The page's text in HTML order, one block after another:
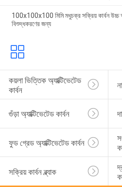
100x100x100 মিমি মধুচক্র সক্রিয় কার্বন উচ্চ
বিশুদ্ধকরণের জন্য
কয়লা ভিত্তিক অ্যাক্টিভেটেড
কার্বন
গুঁড়া অ্যাক্টিভেটেড কার্বন
ফুড গ্রেড অ্যাক্টিভেটেড কার্বন
সক্রিয় কার্বন ব্ল্যাক